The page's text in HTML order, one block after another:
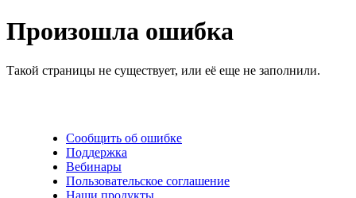
Произошла ошибка
Такой страницы не существует, или её еще не заполнили.
Сообщить об ошибке
Поддержка
Вебинары
Пользовательское соглашение
Наши продукты